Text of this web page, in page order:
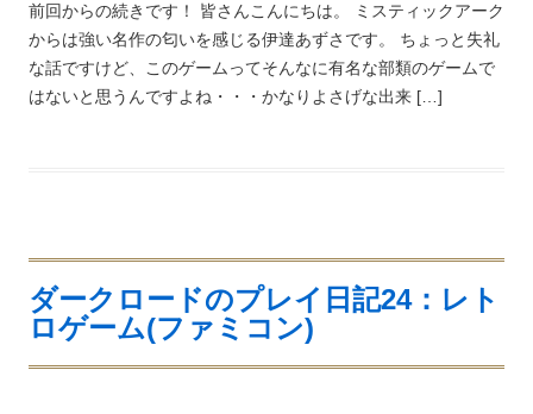
前回からの続きです！ 皆さんこんにちは。 ミスティックアーク
からは強い名作の匂いを感じる伊達あずさです。 ちょっと失礼
な話ですけど、このゲームってそんなに有名な部類のゲームで
はないと思うんですよね・・・かなりよさげな出来 […]
ダークロードのプレイ日記24：レト
ロゲーム(ファミコン)